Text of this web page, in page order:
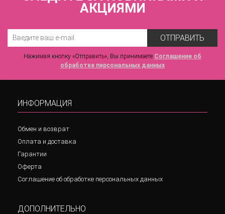
АКЦИЯМИ
ОТПРАВИТЬ
Нажимая кнопку «Отправить», Вы принимаете Соглашение об
обработке персональных данных
ИНФОРМАЦИЯ
Обмен и возврат
Оплата и доставка
Гарантии
Оферта
Соглашение об обработке персональных данных
ДОПОЛНИТЕЛЬНО